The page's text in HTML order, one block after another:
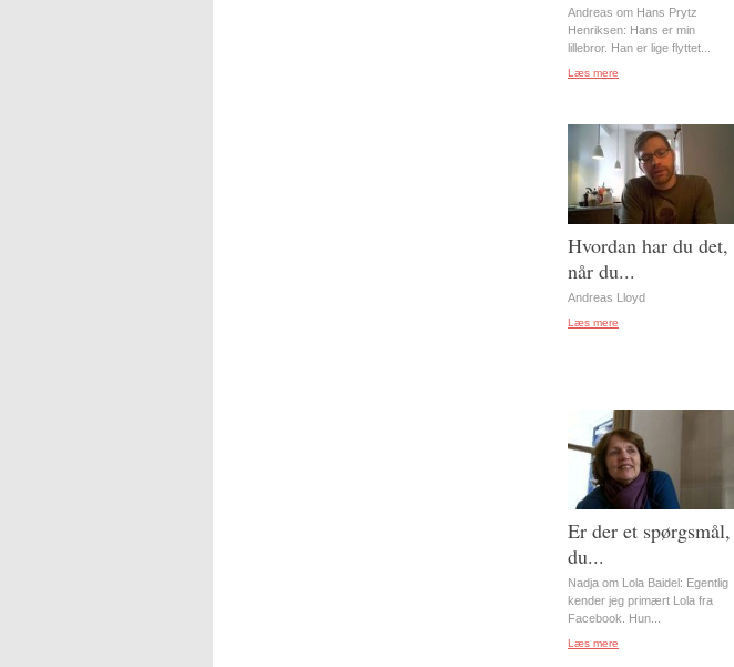
Andreas om Hans Prytz
Henriksen: Hans er min
lillebror. Han er lige flyttet...
Læs mere
Hvordan har du det,
når du...
Andreas Lloyd
Læs mere
Er der et spørgsmål,
du...
Nadja om Lola Baidel: Egentlig
kender jeg primært Lola fra
Facebook. Hun...
Læs mere